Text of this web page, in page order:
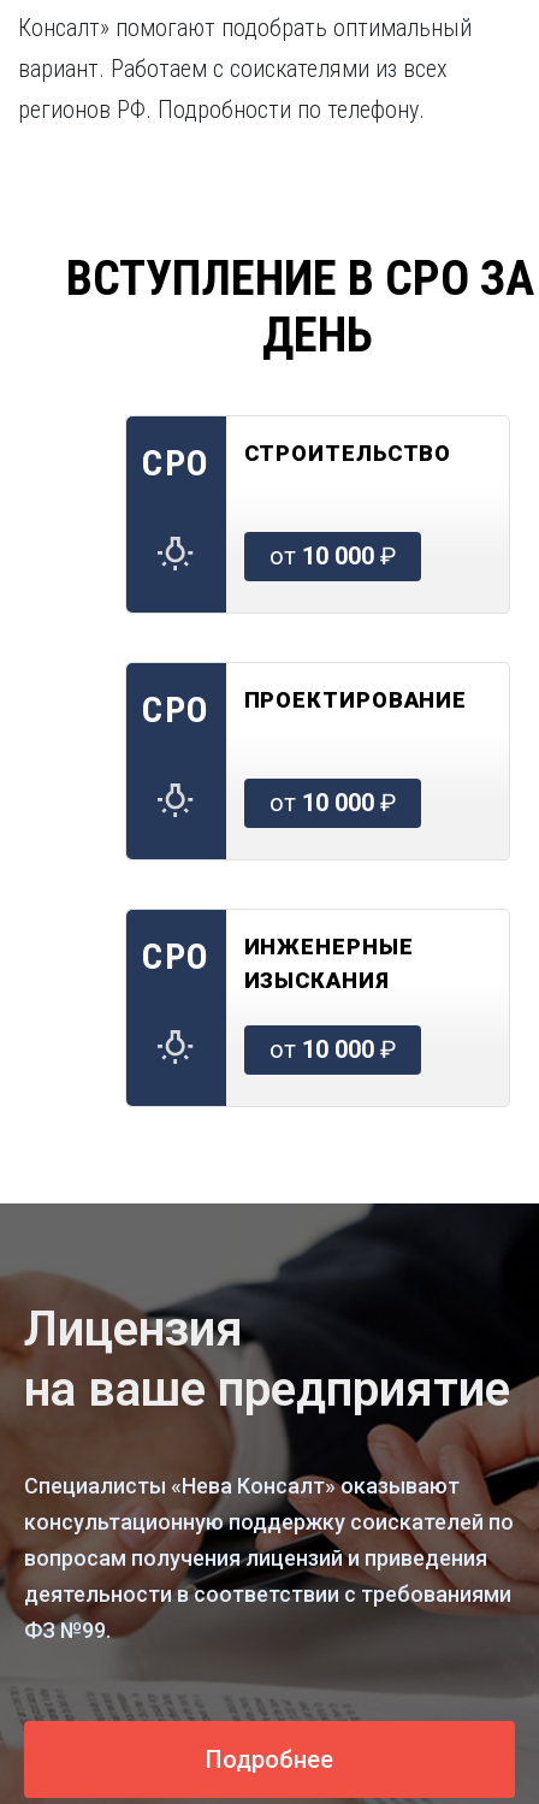
Консалт» помогают подобрать оптимальный
вариант. Работаем с соискателями из всех
регионов РФ. Подробности по телефону.
ВСТУПЛЕНИЕ В СРО
ДЕНЬ
СРО СТРОИТЕЛЬСТВО
от 10 000₽
СРО ПРОЕКТИРОВАНИЕ
от 10 000₽
СРО
ИНЖЕНЕРНЫЕ
ИЗЫСКАНИЯ
от 10 000₽
Лицензия
на ваше предприятие
Специалисты «Нева Консалт» оказывают
консультационную поддержку соискателей по
вопросам получения лицензий и приведения
деятельности в соответствии с требованиями
ФЗ №99.
Подробнее